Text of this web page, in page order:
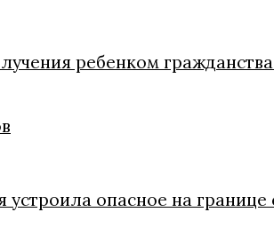
ребенком
опасное на границе